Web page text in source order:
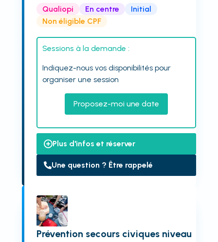
Qualiopi En centre
Initial
Non éligible CPF
Sessions à la demande :
Indiquez-nous vos disponibilités pour
organiser une session
Proposez-moi une date
Plus d'infos et réserver
Une question ? Être rappelé
Prévention secours civiques niveau